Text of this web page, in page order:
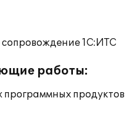
1С:ИТС
работы:
продуктов